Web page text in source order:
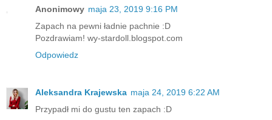
Anonimowy maja 23, 2019 9:16 PM
Zapach na pewni ładnie pachnie :D
Pozdrawiam! wy-stardoll.blogspot.com
Odpowiedz
Aleksandra Krajewska maja 24, 2019 6:22 AM
Przypadł mi do gustu ten zapach :D